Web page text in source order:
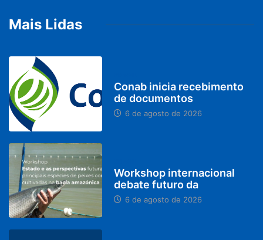
Mais Lidas
Conab inicia recebimento
de documentos
6 de agosto de 2026
Workshop internacional
debate futuro da
6 de agosto de 2026